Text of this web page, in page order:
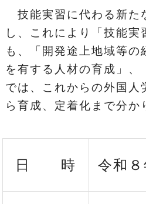
技能実習に代わる新た
し、これにより「技能
も、「開発途上地域等
を有する人材の育成」
では、これからの外国
ら育成、定着化まで分か
日 時 令和